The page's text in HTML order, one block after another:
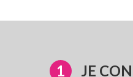
1
JE